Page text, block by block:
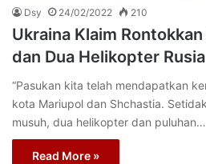
Dsy 24/02/2022 210
Ukraina Klaim
dan Dua Helikopter Rusia
“Pasukan kita telah mendapatkan
kota Mariupol dan Shchastia.
musuh, dua helikopter dan puluhan…
Read More »